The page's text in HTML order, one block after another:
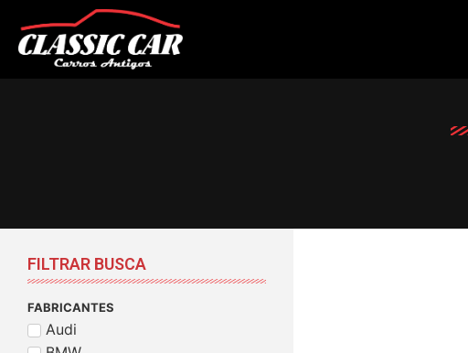
FILTRAR BUSCA
FABRICANTES
Audi